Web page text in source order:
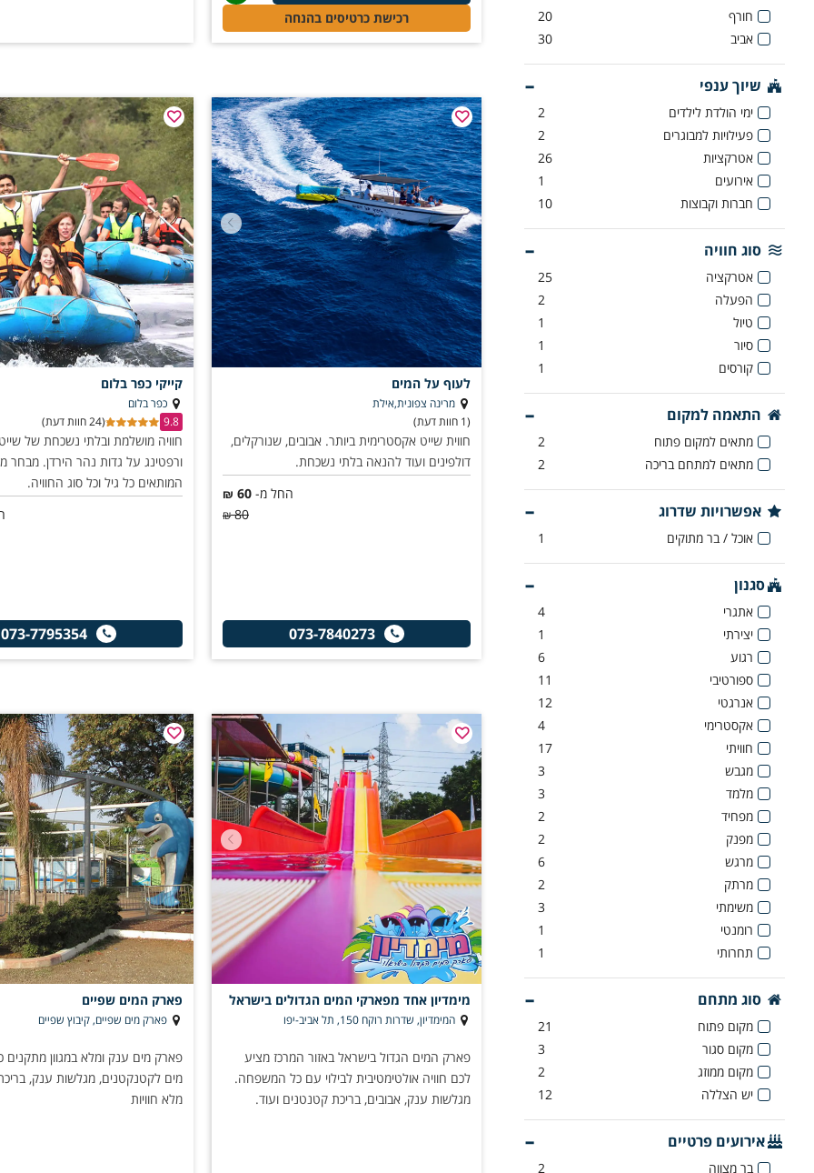
רכישת כרטיסים בהנחה
לעוף על המים
מרינה צפונית,אילת
(1 חוות דעת)
חווית שייט אקסטרימית ביותר. אבובים, שנורקלים,
דולפינים ועוד להנאה בלתי נשכחת.
החל מ- 60
₪
80
₪
073-7840273
קייקי כפר בלום
כפר בלום
9.8
(24 חוות דעת)
חוויה מושלמת ובלתי נשכחת של
ורפטינג על גדות נהר הירדן. מבחר
המותאים כל גיל וכל סוג החוויה.
073-7795354
מימדיון אחד מפארקי המים הגדולים בישראל
המימדיון, שדרות רוקח 150, תל אביב-יפו
פארק המים הגדול בישראל באזור המרכז מציע
לכם חוויה אולטימטיבית לבילוי עם כל המשפחה.
מגלשות ענק, אבובים, בריכת קטנטנים ועוד.
פארק המים שפיים
פארק מים שפיים, קיבוץ שפיים
פארק מים ענק ומלא במגוון מתקנים
מים לקטנקטנים, מגלשות ענק,
מלא חוויות
חורף
20
אביב
30
שיוך ענפי
ימי הולדת לילדים
2
פעילויות למבוגרים
2
אטרקציות
26
אירועים
1
חברות וקבוצות
10
סוג חוויה
אטרקציה
25
הפעלה
2
טיול
1
סיור
1
קורסים
1
התאמה למקום
מתאים למקום פתוח
2
מתאים למתחם בריכה
2
אפשרויות שדרוג
אוכל / בר מתוקים 1
סגנון
אתגרי
4
יצירתי
1
רגוע
6
ספורטיבי
11
אנרגטי
12
אקסטרימי
4
חוויתי
17
מגבש
3
מלמד
3
מפחיד
2
מפנק
2
מרגש
6
מרתק
2
משימתי
3
רומנטי
1
תחרותי
1
סוג מתחם
מקום פתוח
21
מקום סגור
3
מקום ממוזג
2
יש הצללה
12
אירועים פרטיים
בר מצווה 2